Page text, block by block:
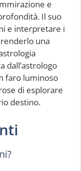
e
Il suo
e interpretare i
una
dall’astrologo
faro luminoso
di esplorare
destino.